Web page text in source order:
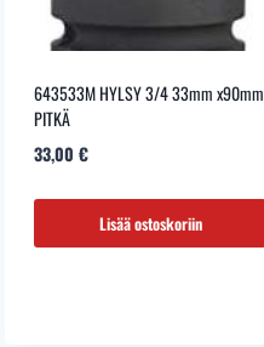
643533M HYLSY 3/4 33mm x90mm
PITKÄ
33,00 €
Lisää ostoskoriin